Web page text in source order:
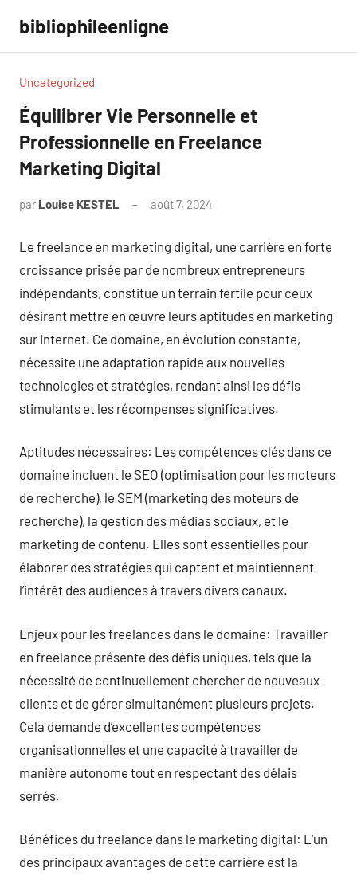
contenu
bibliophileenligne
Uncategorized
Équilibrer Vie Personnelle et
Professionnelle en Freelance
Marketing Digital
par Louise KESTEL août 7, 2024
Le freelance en marketing digital, une carrière en forte
croissance prisée par de nombreux entrepreneurs
indépendants, constitue un terrain fertile pour ceux
désirant mettre en œuvre leurs aptitudes en marketing
sur Internet. Ce domaine, en évolution constante,
nécessite une adaptation rapide aux nouvelles
technologies et stratégies, rendant ainsi les défis
stimulants et les récompenses significatives.
Aptitudes nécessaires: Les compétences clés dans ce
domaine incluent le SEO (optimisation pour les moteurs
de recherche), le SEM (marketing des moteurs de
recherche), la gestion des médias sociaux, et le
marketing de contenu. Elles sont essentielles pour
élaborer des stratégies qui captent et maintiennent
l’intérêt des audiences à travers divers canaux.
Enjeux pour les freelances dans le domaine: Travailler
en freelance présente des défis uniques, tels que la
nécessité de continuellement chercher de nouveaux
clients et de gérer simultanément plusieurs projets.
Cela demande d’excellentes compétences
organisationnelles et une capacité à travailler de
manière autonome tout en respectant des délais
serrés.
Bénéfices du freelance dans le marketing digital: L’un
des principaux avantages de cette carrière est la